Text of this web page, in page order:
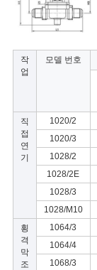
COMPANY
NEWS
이
개
작
업
모델 번호
직
접
연
기
1020/2
1020/3
1028/2
1028/2E
1028/3
1028/M10
횡
격
막
조
1064/3
1064/4
1068/3